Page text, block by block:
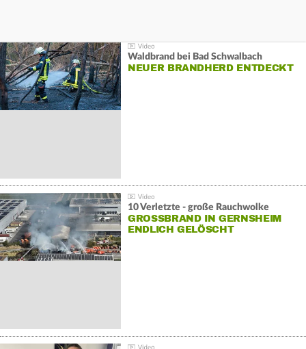
Waldbrand bei Bad Schwalbach
NEUER BRANDHERD ENTDECKT
10 Verletzte - große Rauchwolke
GROSSBRAND IN GERNSHEIM E
NDLICH GELÖSCHT